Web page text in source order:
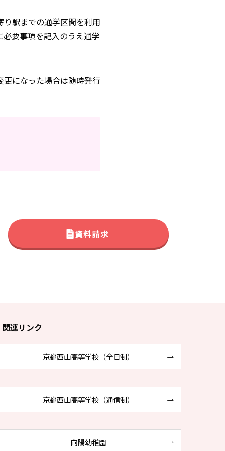
駅までの通学区間を利用
要事項を記入のうえ通学
になった場合は随時発行
資料請求
関連リンク
京都西山高等学校（全日制）
京都西山高等学校（通信制）
向陽幼稚園